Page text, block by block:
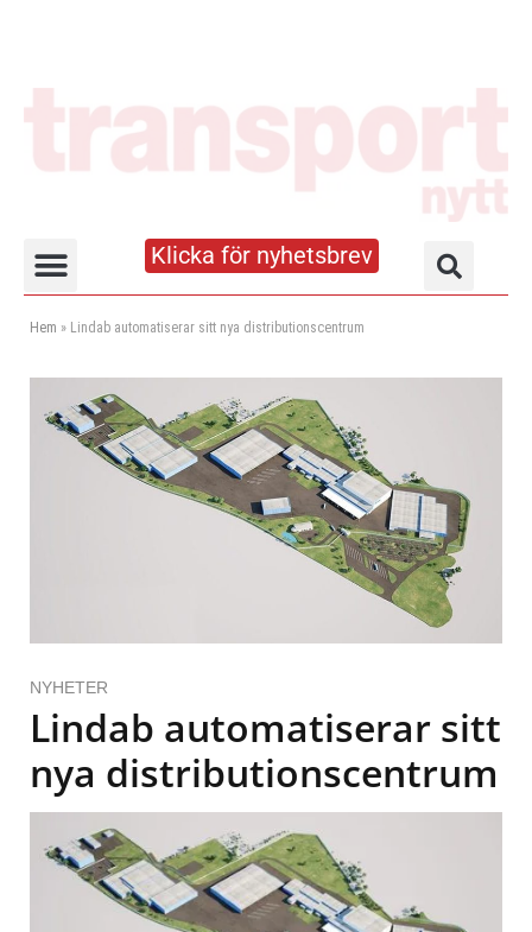
Klicka för nyhetsbrev
Hem » Lindab automatiserar sitt nya distributionscentrum
NYHETER
Lindab automatiserar sitt
nya distributionscentrum